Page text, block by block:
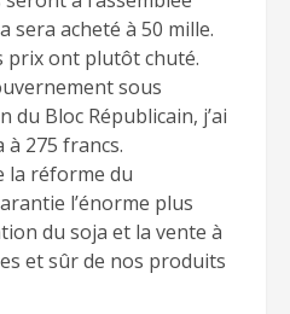
sera acheté à 50 mille.
prix ont plutôt chuté.
sous
du Bloc Républicain, j’ai
275 francs.
la réforme du
l’énorme plus
du soja et la vente à
et sûr de nos produits